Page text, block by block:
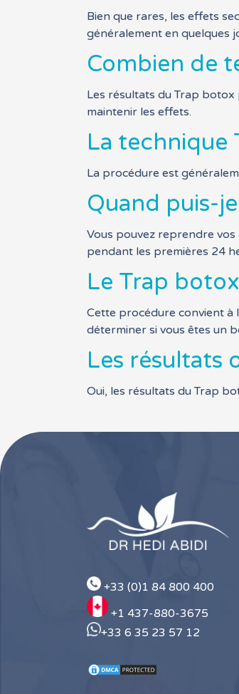
Bien que rares, les effets
généralement en quelques
Combien de
Les résultats du Trap botox
maintenir les effets.
La technique
La procédure est
Quand puis-
Vous pouvez reprendre
pendant les premières 24
Le Trap
Cette procédure convient
déterminer si vous êtes un
Les résultats
Oui, les résultats du Trap
+33 (0)1 84 800 400
+1 437-880-3675
+33 6 35 23 57 12